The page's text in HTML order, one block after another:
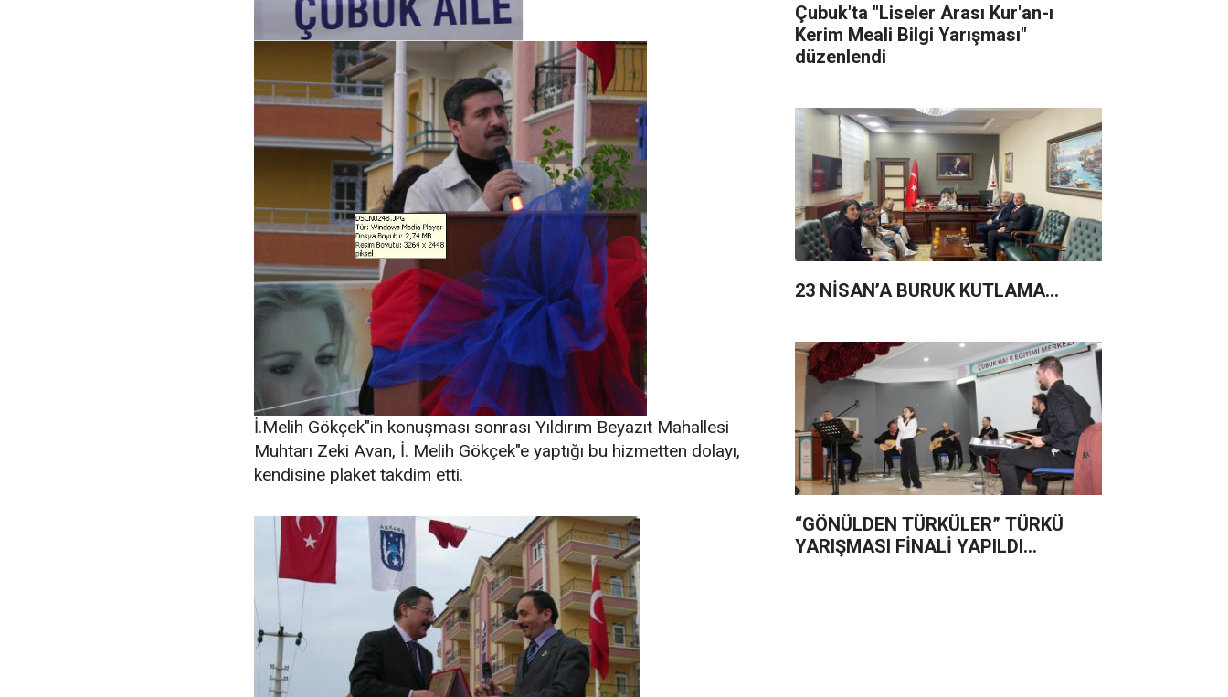
İ.Melih Gökçek"in konuşması sonrası Yıldırım Beyazıt Mahallesi
Muhtarı Zeki Avan, İ. Melih Gökçek"e yaptığı bu hizmetten dolayı,
kendisine plaket takdim etti.
Çubuk'ta "Liseler Arası Kur'an-ı
Kerim Meali Bilgi Yarışması"
düzenlendi
23 NİSAN’A BURUK KUTLAMA...
“GÖNÜLDEN TÜRKÜLER” TÜRKÜ
YARIŞMASI FİNALİ YAPILDI…